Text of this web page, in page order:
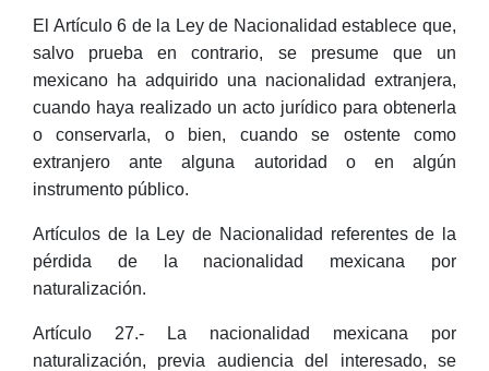
El Artículo 6 de la Ley de Nacionalidad establece que,
salvo prueba en contrario, se presume que un
mexicano ha adquirido una nacionalidad extranjera,
cuando haya realizado un acto jurídico para obtenerla
o conservarla, o bien, cuando se ostente como
extranjero ante alguna autoridad o en algún
instrumento público.
Artículos de la Ley de Nacionalidad referentes de la
pérdida de la nacionalidad mexicana por
naturalización.
Artículo 27.- La nacionalidad mexicana por
naturalización, previa audiencia del interesado, se